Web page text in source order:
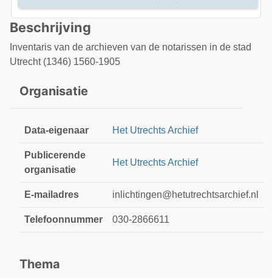
Beschrijving
Inventaris van de archieven van de notarissen in de stad
Utrecht (1346) 1560-1905
Organisatie
Data-eigenaar Het Utrechts Archief
Publicerende
organisatie
Het Utrechts Archief
E-mailadres inlichtingen@hetutrechtsarchief.nl
Telefoonnummer 030-2866611
Thema